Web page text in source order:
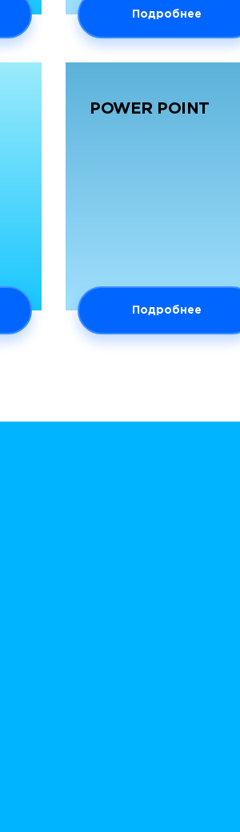
Подробнее
POWER POINT
Подробнее